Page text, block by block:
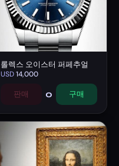
롤렉스 오이스터 퍼페추얼
USD14,000
판매 0 구매